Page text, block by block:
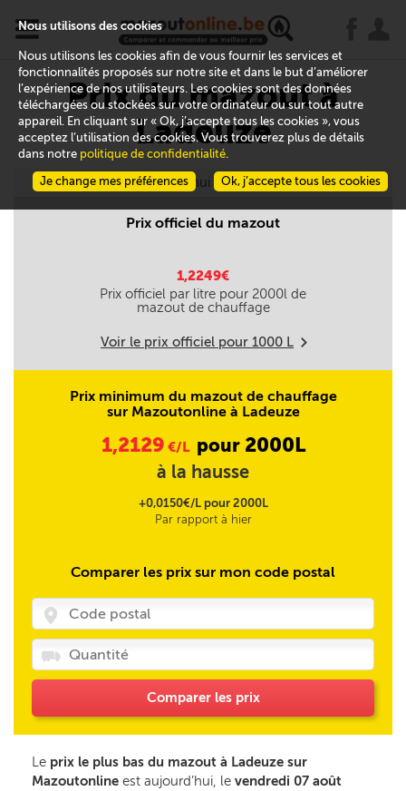
x
Prix du mazout à
Ladeuze
Aujourd'hui le 07/08
Prix officiel du mazout
1,2249€
Prix officiel par litre pour 2000l de
mazout de chauffage
Voir le prix officiel pour 1000 L m
Prix minimum du mazout de chauffage
sur Mazoutonline à Ladeuze
1,2129 €/L pour 2000L
à la hausse
+0,0150€/L pour 2000L
Par rapport à hier
Comparer les prix sur mon code postal
Comparer les prix
Le prix le plus bas du mazout à Ladeuze sur
Mazoutonline est aujourd’hui, le vendredi 07 août
Nous utilisons des cookies
Nous utilisons les cookies afin de vous fournir les services et
fonctionnalités proposés sur notre site et dans le but d’améliorer
l’expérience de nos utilisateurs. Les cookies sont des données
téléchargées ou stockées sur votre ordinateur ou sur tout autre
appareil. En cliquant sur « Ok, j’accepte tous les cookies », vous
acceptez l’utilisation des cookies. Vous trouverez plus de détails
dans notre politique de confidentialité.
Ok, j’accepte tous les cookies
Je change mes préférences